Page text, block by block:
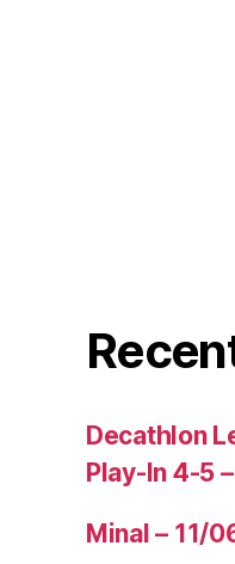
Decathlon
Play-In 4-5